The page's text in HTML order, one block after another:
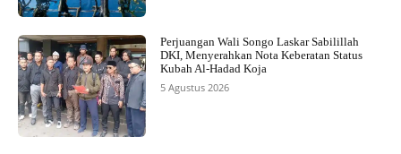
Perjuangan Wali Songo Laskar Sabilillah
DKI, Menyerahkan Nota Keberatan Status
Kubah Al-Hadad Koja
5 Agustus 2026